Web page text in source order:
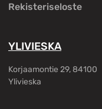
Rekisteriseloste
YLIVIESKA
Korjaamontie 29, 84100
Ylivieska